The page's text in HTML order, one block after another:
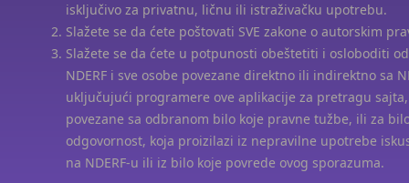
isključivo za privatnu, ličnu ili istraživačku upotrebu.
Slažete se da ćete poštovati SVE zakone o autorskim
Slažete se da ćete u potpunosti obeštetiti i osloboditi
NDERF i sve osobe povezane direktno ili indirektno sa
uključujući programere ove aplikacije za pretragu sajta,
povezane sa odbranom bilo koje pravne tužbe, ili za
odgovornost, koja proizilazi iz nepravilne upotrebe
na NDERF-u ili iz bilo koje povrede ovog sporazuma.